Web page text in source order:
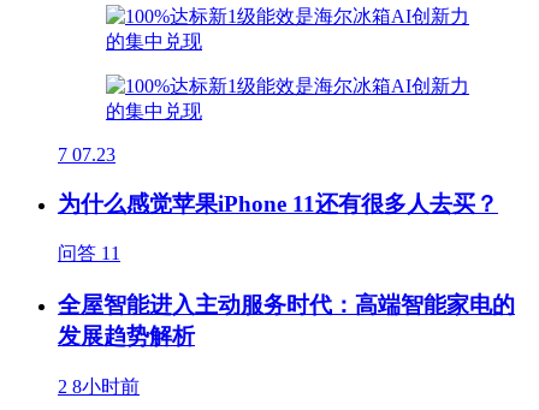
7 07.23
为什么感觉苹果iPhone 11还有很多人去买？
问答 11
全屋智能进入主动服务时代：高端智能家电的
发展趋势解析
2 8小时前